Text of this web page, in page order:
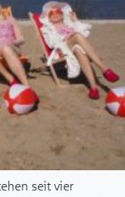
seit vier